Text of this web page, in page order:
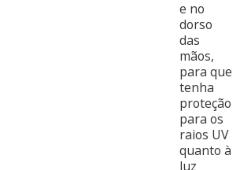
e no
dorso
das
mãos,
para que
tenha
proteção
para os
raios UV
quanto à
luz